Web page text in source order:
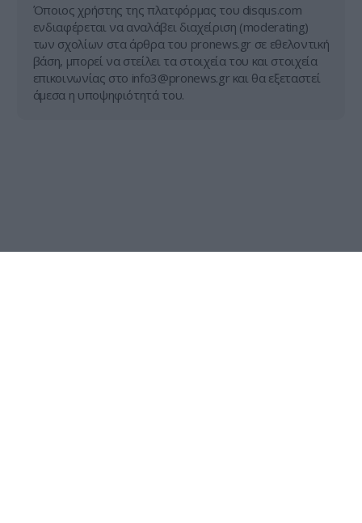
Όποιος χρήστης της πλατφόρμας του disqus.com
ενδιαφέρεται να αναλάβει διαχείριση (moderating)
των σχολίων στα άρθρα του pronews.gr σε εθελοντική
βάση, μπορεί να στείλει τα στοιχεία του και στοιχεία
επικοινωνίας στο info3@pronews.gr και θα εξεταστεί
άμεσα η υποψηφιότητά του.